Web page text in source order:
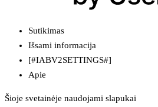
Sutikimas
Išsami informacija
[#IABV2SETTINGS#]
Apie
Šioje svetainėje naudojami slapukai